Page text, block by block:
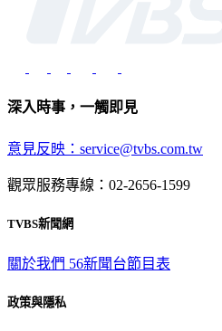
深入時事，一觸即見
意見反映：service@tvbs.com.tw
觀眾服務專線：02-2656-1599
TVBS新聞網
關於我們 56新聞台節目表
政策與隱私